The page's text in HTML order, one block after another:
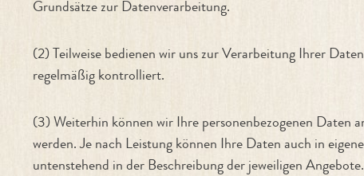
Grundsätze zur Datenverarbeitung.
(2) Teilweise bedienen wir uns zur Verarbeitung Ihrer
regelmäßig kontrolliert.
(3) Weiterhin können wir Ihre personenbezogenen Daten
werden. Je nach Leistung können Ihre Daten auch in
untenstehend in der Beschreibung der jeweiligen Angebote.